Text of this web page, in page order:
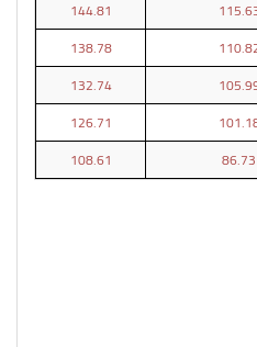
144.81
138.78
132.74
126.71
86.73
108.61